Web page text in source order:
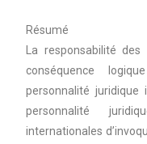
Résumé
La responsabilité
conséquence
personnalité
personnalité
internationales